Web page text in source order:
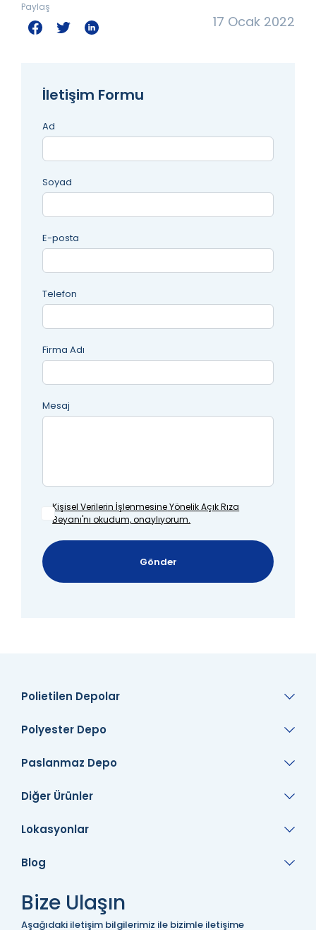
17 Ocak 2022
Paylaş
İletişim Formu
Ad
Soyad
E-posta
Telefon
Firma Adı
Mesaj
Kişisel Verilerin İşlenmesineYönelik Açık Rıza
Beyanı'nı okudum, onaylıyorum.
Gönder
Polietilen Depolar
Polyester Depo
Paslanmaz Depo
Diğer Ürünler
Lokasyonlar
Bize Ulaşın
Aşağıdaki iletişim bilgilerimiz ile bizimle iletişime
Blog